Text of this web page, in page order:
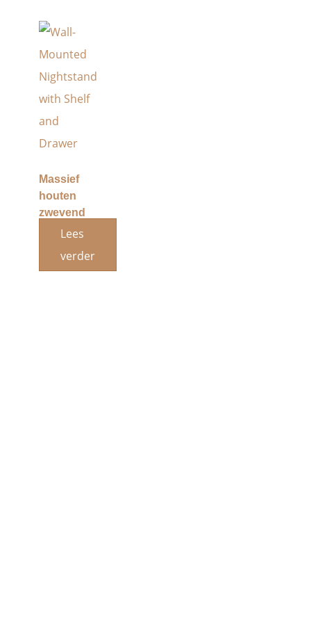
Massief
houten
zwevend
nachtkastje
opberglade
Lees
verder